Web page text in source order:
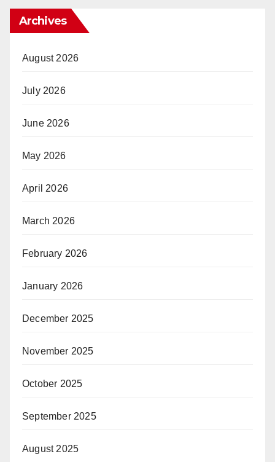
Archives
August 2026
July 2026
June 2026
May 2026
April 2026
March 2026
February 2026
January 2026
December 2025
November 2025
October 2025
September 2025
August 2025